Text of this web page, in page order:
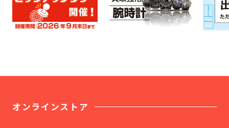
オンラインストア